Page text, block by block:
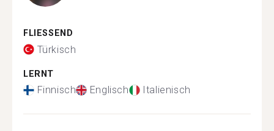
FLIESSEND
Türkisch
LERNT
Finnisch Englisch Italienisch